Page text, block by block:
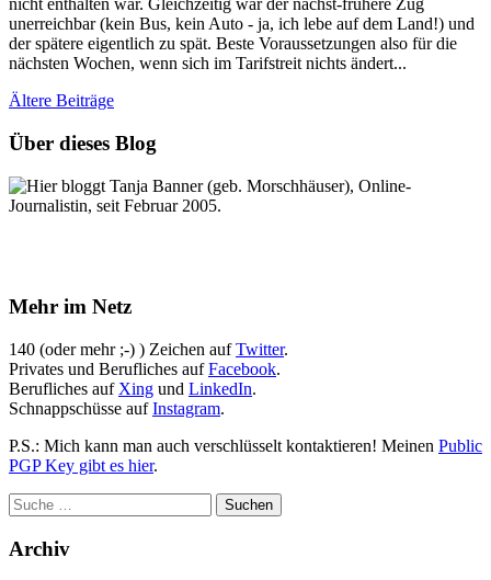
nicht enthalten war. Gleichzeitig war der nächst-frühere Zug
unerreichbar (kein Bus, kein Auto - ja, ich lebe auf dem Land!) und
der spätere eigentlich zu spät. Beste Voraussetzungen also für die
nächsten Wochen, wenn sich im Tarifstreit nichts ändert...
Ältere Beiträge
Über dieses Blog
Hier bloggt Tanja Banner (geb. Morschhäuser), Online-
Journalistin, seit Februar 2005.
Mehr im Netz
140 (oder mehr ;-) ) Zeichen aufTwitter.
Privates und Berufliches aufFacebook.
Berufliches auf Xing und LinkedIn.
Schnappschüsse aufInstagram.
P.S.: Mich kann man auch verschlüsselt kontaktieren! Meinen Public
PGP Key gibt es hier.
Archiv